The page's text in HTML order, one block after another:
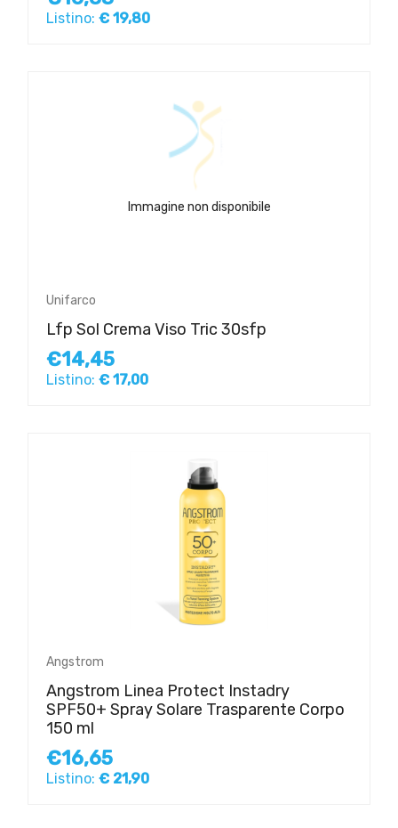
Listino: € 19,80
Immagine non disponibile
Unifarco
Lfp Sol Crema Viso Tric 30sfp
€14,45
Listino: € 17,00
Angstrom
Angstrom Linea Protect Instadry
SPF50+ Spray Solare Trasparente Corpo
150 ml
€16,65
Listino: € 21,90